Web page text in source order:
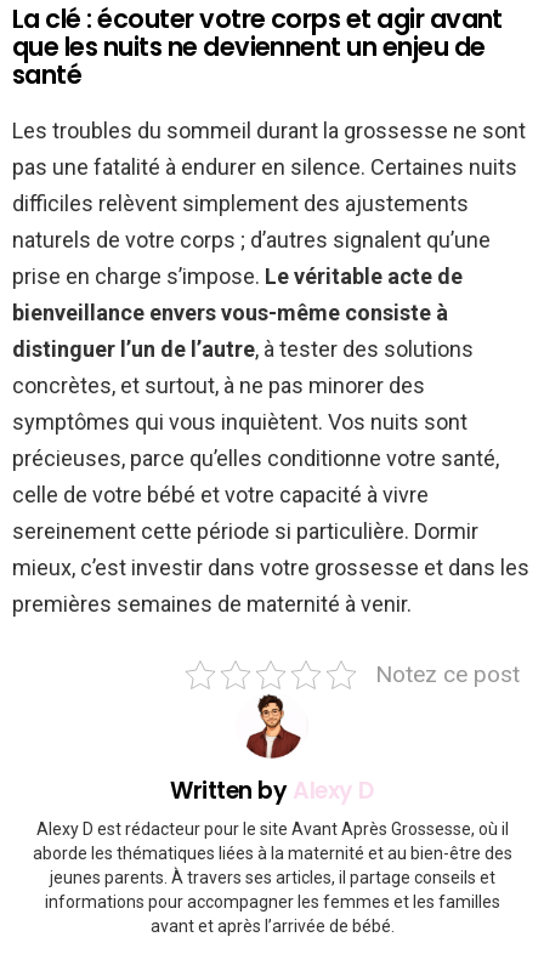
La clé : écouter votre corps et agir avant
que les nuits ne deviennent un enjeu de
santé
Les troubles du sommeil durant la grossesse ne sont
pas une fatalité à endurer en silence. Certaines nuits
difficiles relèvent simplement des ajustements
naturels de votre corps ; d’autres signalent qu’une
prise en charge s’impose. Le véritable acte de
bienveillance envers vous-même consiste à
distinguer l’un de l’autre, à tester des solutions
concrètes, et surtout, à ne pas minorer des
symptômes qui vous inquiètent. Vos nuits sont
précieuses, parce qu’elles conditionne votre santé,
celle de votre bébé et votre capacité à vivre
sereinement cette période si particulière. Dormir
mieux, c’est investir dans votre grossesse et dans les
premières semaines de maternité à venir.
Notez ce post
Written byAlexy D
Alexy D est rédacteur pour le site Avant Après Grossesse, où il
aborde les thématiques liées à la maternité et au bien-être des
jeunes parents. À travers ses articles, il partage conseils et
informations pour accompagner les femmes et les familles
avant et après l’arrivée de bébé.